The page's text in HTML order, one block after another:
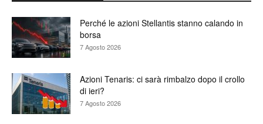
Perché le azioni Stellantis stanno calando in
borsa
7 Agosto 2026
Azioni Tenaris: ci sarà rimbalzo dopo il crollo
di ieri?
7 Agosto 2026